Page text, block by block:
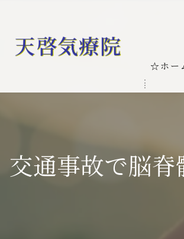
☆ホー
線
難病
交通事故で脳